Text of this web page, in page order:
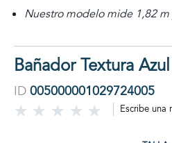
Nuestro modelo mide 1,82 m
Bañador Textura
ID 005000001029724005
Escribe una